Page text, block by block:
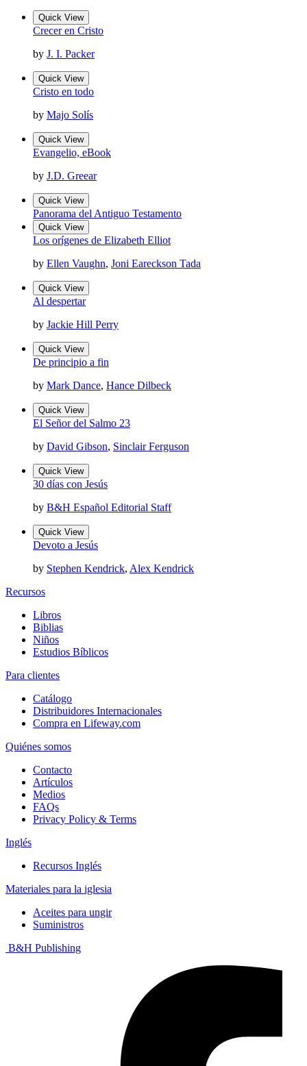
Quick View
Crecer en Cristo
by J. I. Packer
Quick View
Cristo en todo
by Majo Solís
Quick View
Evangelio, eBook
by J.D. Greear
Quick View
Panorama del Antiguo Testamento
Quick View
Los orígenes de Elizabeth Elliot
by Ellen Vaughn, Joni Eareckson Tada
Quick View
Al despertar
by Jackie Hill Perry
Quick View
De principio a fin
by Mark Dance, Hance Dilbeck
Quick View
El Señor del Salmo 23
by David Gibson, Sinclair Ferguson
Quick View
30 días con Jesús
by B&H Español Editorial Staff
Quick View
Devoto a Jesús
by Stephen Kendrick, Alex Kendrick
Recursos
Libros
Biblias
Niños
Estudios Bíblicos
Para clientes
Catálogo
Distribuidores Internacionales
Compra en Lifeway.com
Quiénes somos
Contacto
Artículos
Medios
FAQs
Privacy Policy & Terms
Inglés
Recursos Inglés
Materiales para la iglesia
Aceites para ungir
Suministros
B&H Publishing